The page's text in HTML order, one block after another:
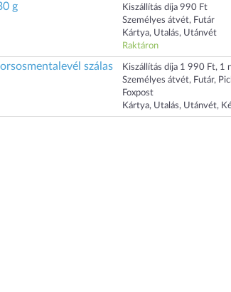
g
Kiszállítás díja 990 Ft
Személyes átvét, Futár
Kártya, Utalás, Utánvét
Raktáron
szálas
Kiszállítás díja 1 990 Ft, 1
Személyes átvét, Futár,
Foxpost
Kártya, Utalás, Utánvét,